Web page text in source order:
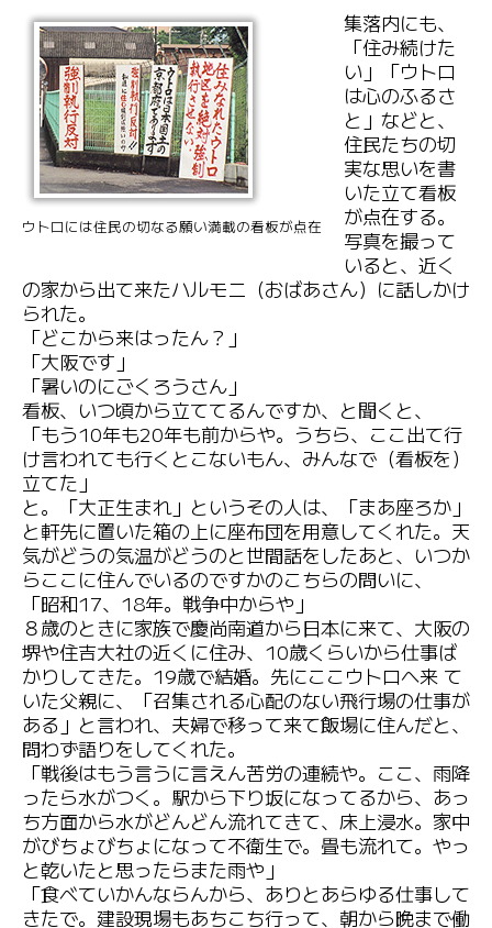
ウトロには住民の切なる願い満載の看板が点在
集落内にも、
「住み続けた
い」「ウトロ
は心のふるさ
と」などと、
住民たちの切
実な思いを書
いた立て看板
が点在する。
写真を撮って
いると、近く
の家から出て来たハルモニ（おばあさん）に話しかけ
られた。
「どこから来はったん？」
「大阪です」
「暑いのにごくろうさん」
看板、いつ頃から立ててるんですか、と聞くと、
「もう10年も20年も前からや。うちら、ここ出て行
け言われても行くとこないもん、みんなで（看板を）
立てた」
と。「大正生まれ」というその人は、「まあ座ろか」
と軒先に置いた箱の上に座布団を用意してくれた。天
気がどうの気温がどうのと世間話をしたあと、いつか
らここに住んでいるのですかのこちらの問いに、
「昭和17、18年。戦争中からや」
８歳のときに家族で慶尚南道から日本に来て、大阪の
堺や住吉大社の近くに住み、10歳くらいから仕事ば
かりしてきた。19歳で結婚。先にここウトロへ来 て
いた父親に、「召集される心配のない飛行場の仕事が
ある」と言われ、夫婦で移って来て飯場に住んだと、
問わず語りをしてくれた。
「戦後はもう言うに言えん苦労の連続や。ここ、雨降
ったら水がつく。駅から下り坂になってるから、あっ
ち方面から水がどんどん流れてきて、床上浸水。家中
がびちょびちょになって不衛生で。畳も流れて。やっ
と乾いたと思ったらまた雨や」
「食べていかんならんから、ありとあらゆる仕事して
きたで。建設現場もあちこち行って、朝から晩まで働